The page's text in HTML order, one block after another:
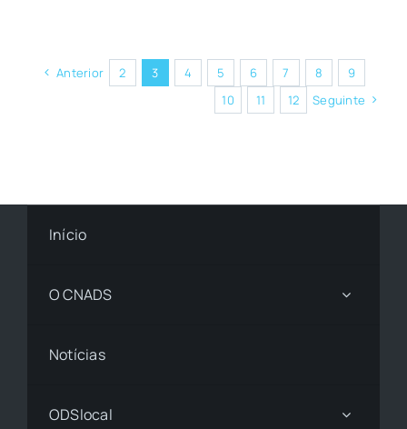
Anterior 2 3 4 5 6 7 8
9
10
11 12 Seguinte
Início
O CNADS
Notícias
ODSlocal